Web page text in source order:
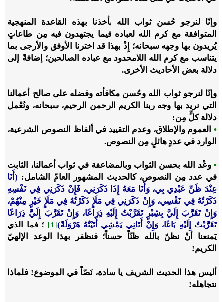
وإنّا لنرجو حُسن ثواب الله بأخذنا بهذه القاعدة المنهجية
المتوافقة مع كرم الله لعباده فيما يجتهدون فيه مِن طاعاتٍ
يُريدون بها وجهه سبحانه؛ إِذْ بهذا قد اخترنا الأوفق والأرجى بما
يتناسب مع كرم الله اللامحدود مع عباده الصالحين؛ إضافةً إلى
دلالة بعض الأحاديث الأخرى.
وإنّا لنرجو ثواب الله وحُسن مكافأته وفضله على صالح أعمالنا
التي نريد بها وجه ربنا الكريم الرحمن الرحيم، سبحانه، ونُعْمل
دلالة كلٍّ مِن:
• العموم والإطلاق، وعدم التقييد في ألفاظ النصوص الشرعية،
الوارد في عددٍ هائلٍ مِن النصوص.
• وعْد الله بحسن الثواب وبالمضاعفة في ثواب أعمالنا، الثابت
في عدد مِن النصوص، كالحديث المشهور العامّ الشامل: (أَنَا
عِنْدَ ظَنِّ عَبْدِي بِي، وَأَنَا مَعَهُ إِذَا ذَكَرَنِي، فَإِنْ ذَكَرَنِي فِي نَفْسِهِ
ذَكَرْتُهُ فِي نَفْسِي، وَإِنْ ذَكَرَنِي فِي مَلَإٍ ذَكَرْتُهُ فِي مَلَإٍ خَيْرٍ مِنْهُمْ،
وَإِنْ تَقَرَّبَ إِلَيَّ بِشِبْرٍ تَقَرَّبْتُ إِلَيْهِ ذِرَاعًا، وَإِنْ تَقَرَّبَ إِلَيَّ ذِرَاعًا
تَقَرَّبْتُ إِلَيْهِ بَاعًا، وَإِنْ أَتَانِي يَمْشِي أَتَيْتُهُ هَرْوَلَةً)[1]
؛ فما الذي
يَمنعنا أنْ نظنّ بالله ظنّاً حسناً؛ فنظفر بهذا الوعد الإلهيّ
الكريم!
أليس هذا الحديث الشريف يا سادة، نَصّاً في الموضوع! فلماذا
نتجاهله!